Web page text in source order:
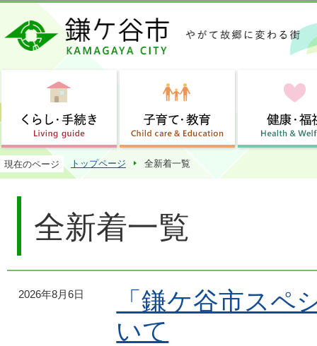
この
現在のページ トップページ 全新着一覧
全新着一覧
2026年8月6日
「鎌ケ谷市スペ
いて